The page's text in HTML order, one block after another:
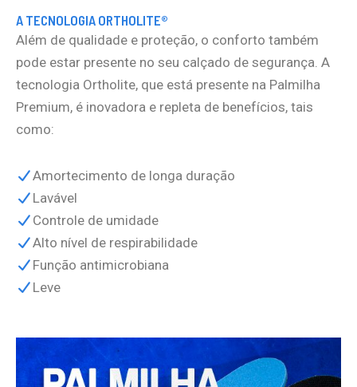
A TECNOLOGIA ORTHOLITE®
Além de qualidade e proteção, o conforto também
pode estar presente no seu calçado de segurança. A
tecnologia Ortholite, que está presente na Palmilha
Premium, é inovadora e repleta de benefícios, tais
como:
Amortecimento de longa duração
Lavável
Controle de umidade
Alto nível de respirabilidade
Função antimicrobiana
Leve